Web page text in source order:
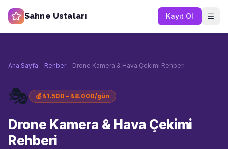
Sahne Ustaları Kayıt Ol
Ana Sayfa Rehber Drone Kamera & Hava Çekimi Rehberi
🎭 💰₺1.500 – ₺8.000/gün
Drone Kamera & Hava Çekimi
Rehberi